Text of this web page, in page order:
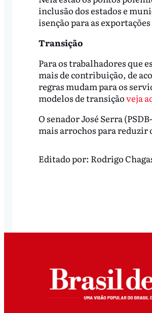
inclusão dos estados e
isenção para as
Transição
Para os trabalhadores que
mais de contribuição, de
regras mudam para os
modelos de transiçãoveja
O senador José Serra
mais arrochos para reduzir
Editado por: Rodrigo